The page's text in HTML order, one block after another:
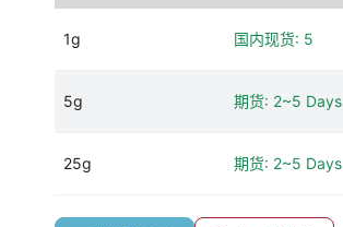
1g 国内现货: 5
5g 期货: 2~5 Days
25g 期货: 2~5 Days